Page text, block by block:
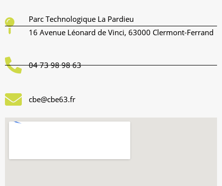
Parc Technologique La Pardieu
16 Avenue Léonard de Vinci, 63000 Clermont-Ferrand
04 73 98 98 63
cbe@cbe63.fr